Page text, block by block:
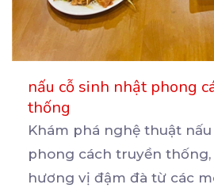
nấu cỗ sinh nhật phong
thống
Khám phá nghệ thuật
phong cách truyền
hương vị đậm đà từ các